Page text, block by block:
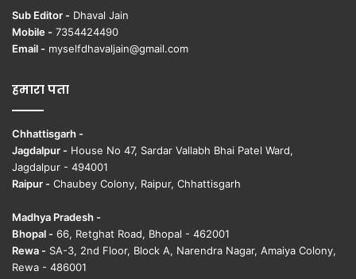
Sub Editor - Dhaval Jain
Mobile - 7354424490
Email - myselfdhavaljain@gmail.com
हमारा पता
Chhattisgarh -
Jagdalpur - House No 47, Sardar Vallabh Bhai Patel Ward,
Jagdalpur - 494001
Raipur - Chaubey Colony, Raipur, Chhattisgarh
Madhya Pradesh -
Bhopal - 66, Retghat Road, Bhopal - 462001
Rewa - SA-3, 2nd Floor, Block A, Narendra Nagar, Amaiya Colony,
Rewa - 486001